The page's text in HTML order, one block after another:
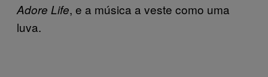
Adore Life, e a música a veste como uma
luva.